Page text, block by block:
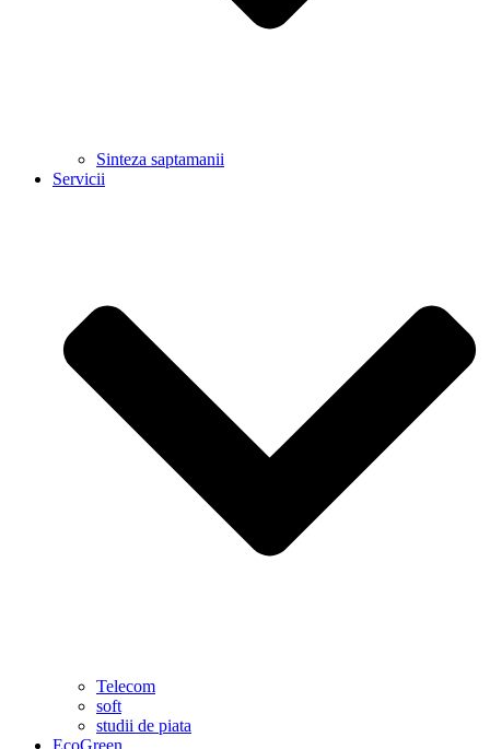
Sinteza saptamanii
Servicii
Telecom
soft
studii de piata